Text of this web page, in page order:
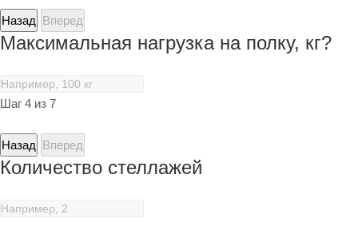
Назад Вперед
Максимальная нагрузка на полку, кг?
Шаг 4 из 7
Назад Вперед
Количество стеллажей